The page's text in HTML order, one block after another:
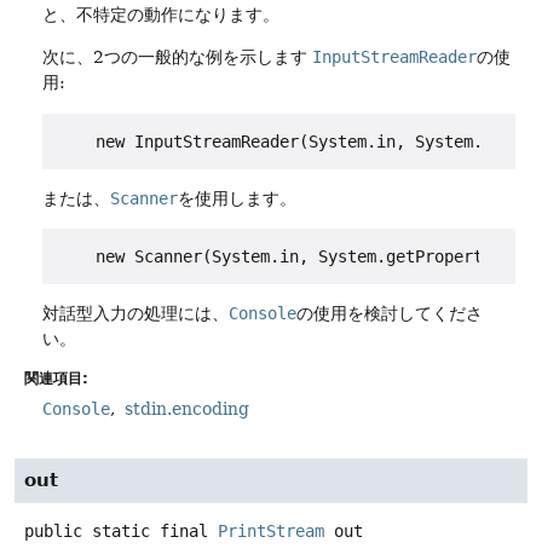
と、不特定の動作になります。
次に、2つの一般的な例を示します InputStreamReaderの使
用:
または、 Scannerを使用します。
対話型入力の処理には、 Consoleの使用を検討してくださ
い。
関連項目:
Console stdin.encoding
out
public static final PrintStream out